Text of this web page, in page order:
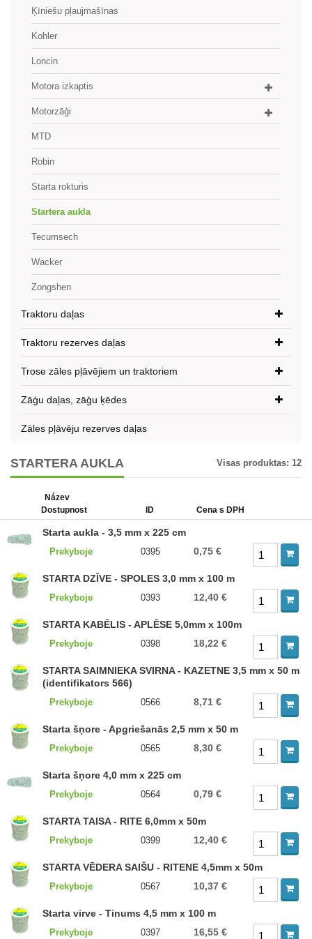
Ķīniešu pļaujmašīnas
Kohler
Loncin
Motora izkaptis
Motorzāģi
MTD
Robin
Starta rokturis
Startera aukla
Tecumsech
Wacker
Zongshen
Traktoru daļas
Traktoru rezerves daļas
Trose zāles pļāvējiem un traktoriem
Zāģu daļas, zāģu ķēdes
Zāles pļāvēju rezerves daļas
STARTERA AUKLA Visas produktas: 12
Název
Dostupnost
ID Cena s DPH
Starta aukla - 3,5 mm x 225 cm
Prekyboje 0395 0,75 €
STARTA DZĪVE - SPOLES 3,0 mm x 100 m
Prekyboje 0393 12,40 €
STARTA KABĒLIS - APLĒSE 5,0mm x 100m
Prekyboje 0398 18,22 €
STARTA SAIMNIEKA SVIRNA - KAZETNE 3,5 mm x 50 m
(identifikators 566)
Prekyboje 0566 8,71 €
Starta šņore - Apgriešanās 2,5 mm x 50 m
Prekyboje 0565 8,30 €
Starta šņore 4,0 mm x 225 cm
Prekyboje 0564 0,79 €
STARTA TAISA - RITE 6,0mm x 50m
Prekyboje 0399 12,40 €
STARTA VĒDERA SAIŠU - RITENE 4,5mm x 50m
Prekyboje 0567 10,37 €
Starta virve - Tinums 4,5 mm x 100 m
Prekyboje 0397 16,55 €